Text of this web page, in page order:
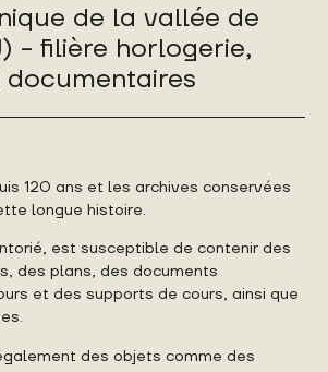
de la vallée de
- filière horlogerie,
documentaires
120 ans et les archives conservées
longue histoire.
est susceptible de contenir des
des plans, des documents
et des supports de cours, ainsi que
des objets comme des